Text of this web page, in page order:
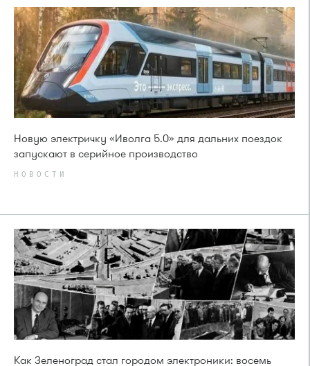
Новую электричку «Иволга 5.0» для дальних поездок
запускают в серийное производство
НОВОСТИ
Как Зеленоград стал городом электроники: восемь